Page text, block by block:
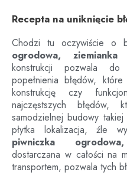
Recepta na uniknięcie
Chodzi tu oczywiście o
ogrodowa, ziemianka
konstrukcji pozwala
popełnienia błędów,
konstrukcję czy
najczęstszych
samodzielnej budowy
płytka lokalizacja, źle
piwniczka
dostarczana w całości na
transportem, pozwala tych